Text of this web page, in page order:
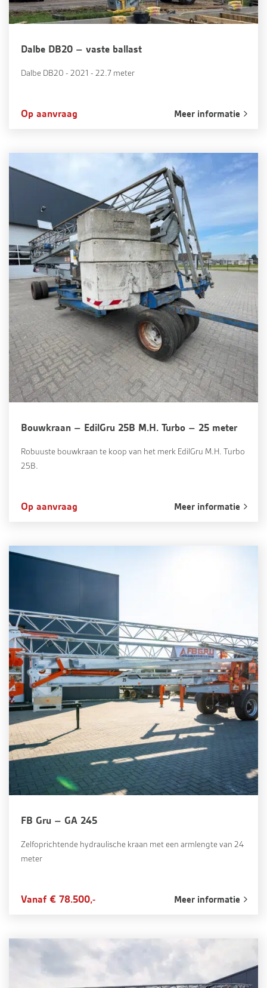
Dalbe DB20 – vaste ballast
Dalbe DB20 - 2021 - 22.7 meter
Op aanvraag Meer informatie
Bouwkraan – EdilGru 25B M.H. Turbo – 25 meter
Robuuste bouwkraan te koop van het merk EdilGru M.H. Turbo
25B.
Op aanvraag Meer informatie
FB Gru – GA 245
Zelfoprichtende hydraulische kraan met een armlengte van 24
meter
Vanaf € 78.500,- Meer informatie